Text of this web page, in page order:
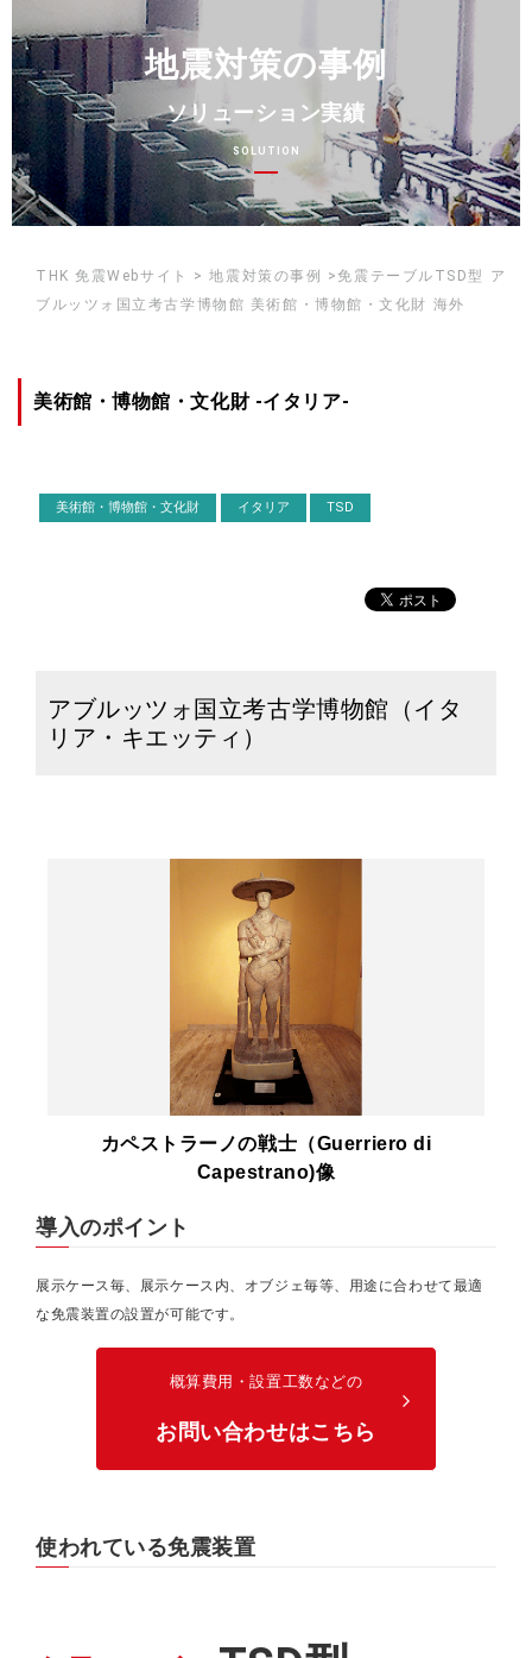
地震対策の事例
ソリューション実績
SOLUTION
THK 免震Webサイト > 地震対策の事例 >免震テーブルTSD型 ア
ブルッツォ国立考古学博物館 美術館・博物館・文化財 海外
美術館・博物館・文化財 -イタリア-
美術館・博物館・文化財 イタリア TSD
アブルッツォ国立考古学博物館（イタ
リア・キエッティ）
カペストラーノの戦士（Guerriero di
Capestrano)像
導入のポイント
展示ケース毎、展示ケース内、オブジェ毎等、用途に合わせて最適
な免震装置の設置が可能です。
概算費用・設置工数などの
お問い合わせはこちら
arrow_forward_ios
使われている免震装置